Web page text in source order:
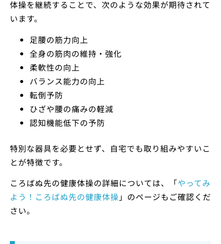
体操を継続することで、次のような効果が期待されて
います。
足腰の筋力向上
全身の筋肉の維持・強化
柔軟性の向上
バランス能力の向上
転倒予防
ひざや腰の痛みの軽減
認知機能低下の予防
特別な器具を必要とせず、自宅でも取り組みやすいこ
とが特徴です。
ころばぬ先の健康体操の詳細については、「やってみ
よう！ころばぬ先の健康体操 」のページもご確認くだ
さい。